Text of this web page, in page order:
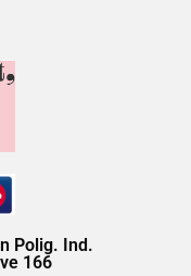
Polig. Ind.
166